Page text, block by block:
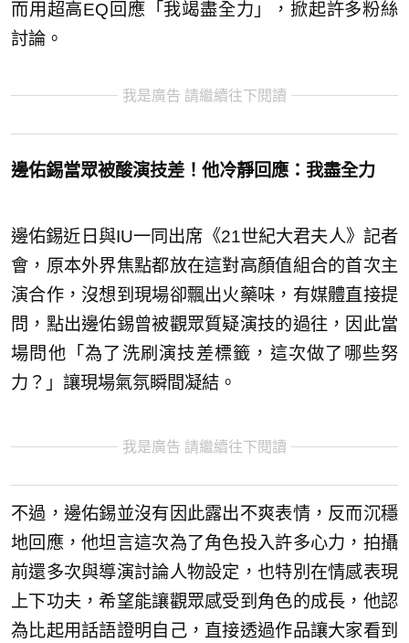
而用超高EQ回應「我竭盡全力」，掀起許多粉絲
討論。
我是廣告 請繼續往下閱讀
邊佑錫當眾被酸演技差！他冷靜回應：我盡全力
邊佑錫近日與IU一同出席《21世紀大君夫人》記者
會，原本外界焦點都放在這對高顏值組合的首次主
演合作，沒想到現場卻飄出火藥味，有媒體直接提
問，點出邊佑錫曾被觀眾質疑演技的過往，因此當
場問他「為了洗刷演技差標籤，這次做了哪些努
力？」讓現場氣氛瞬間凝結。
我是廣告 請繼續往下閱讀
不過，邊佑錫並沒有因此露出不爽表情，反而沉穩
地回應，他坦言這次為了角色投入許多心力，拍攝
前還多次與導演討論人物設定，也特別在情感表現
上下功夫，希望能讓觀眾感受到角色的成長，他認
為比起用話語證明自己，直接透過作品讓大家看到